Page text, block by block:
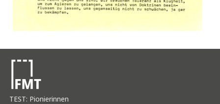
TEST: Pionierinnen